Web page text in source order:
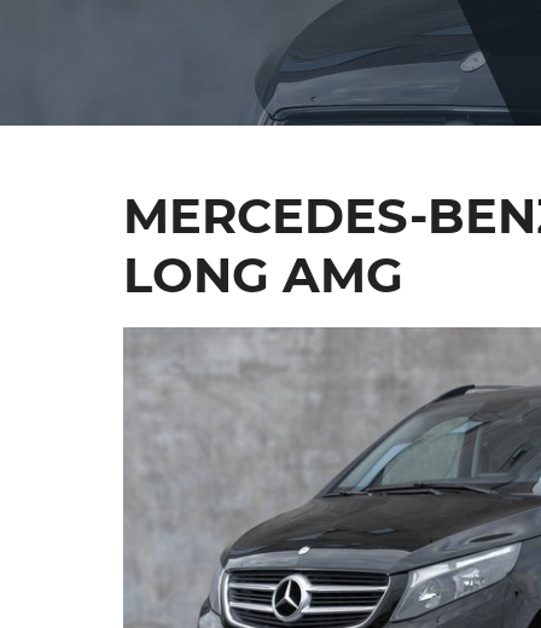
MERCEDES-
LONG AMG